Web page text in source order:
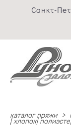
Санкт-
каталог пряжи >
| хлопок|